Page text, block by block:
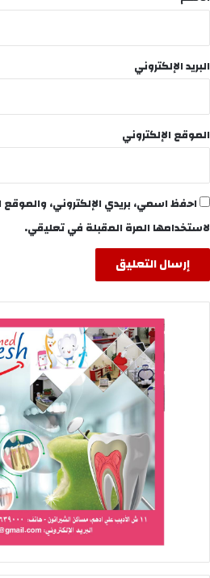
البريد الإلكتروني
الموقع الإلكتروني
احفظ اسمي، بريدي الإلكتروني،
لاستخدامها المرة المقبلة في تعليقي.